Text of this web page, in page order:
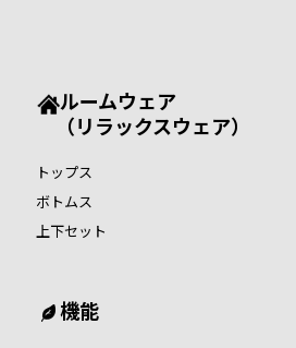
ルームウェア
（リラックスウェア）
トップス
ボトムス
上下セット
機能